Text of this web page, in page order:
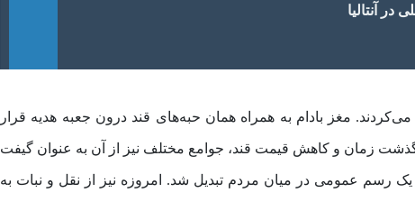
آنتالیا
مغز بادام به همراه همان حبه‌های قند درون جعبه هدیه قرار
زمان و کاهش قیمت قند، جوامع مختلف نیز از آن به عنوان گیفت
رسم عمومی در میان مردم تبدیل شد. امروزه نیز از نقل و نبات به